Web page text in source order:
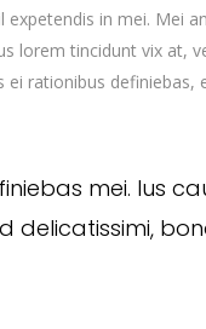
in mei. Mei
lorem tincidunt vix at,
rationibus definiebas,
mei. Ius
delicatissimi,